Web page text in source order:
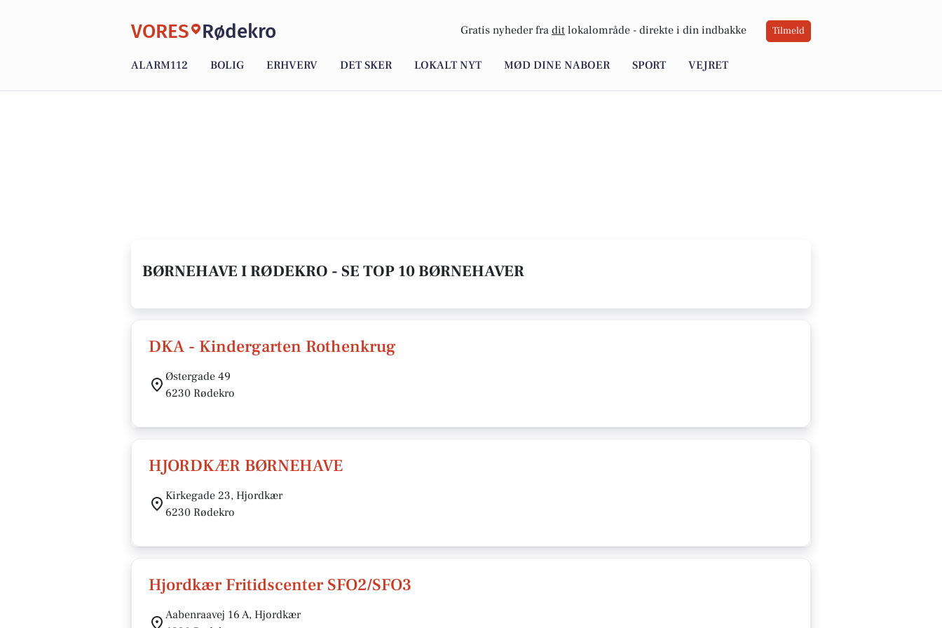
VORES Rødekro Gratis nyheder fra dit lokalområde - direkte i din indbakke Tilmeld
ALARM112 BOLIG ERHVERV DET SKER LOKALT NYT MØD DINE NABOER SPORT VEJRET
BØRNEHAVE I RØDEKRO - SE TOP 10 BØRNEHAVER
DKA - Kindergarten Rothenkrug
Østergade 49
6230 Rødekro
HJORDKÆR BØRNEHAVE
Kirkegade 23, Hjordkær
6230 Rødekro
Hjordkær Fritidscenter SFO2/SFO3
Aabenraavej 16 A, Hjordkær